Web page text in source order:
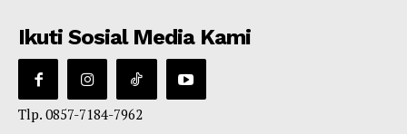
Ikuti Sosial Media Kami
Tlp. 0857-7184-7962